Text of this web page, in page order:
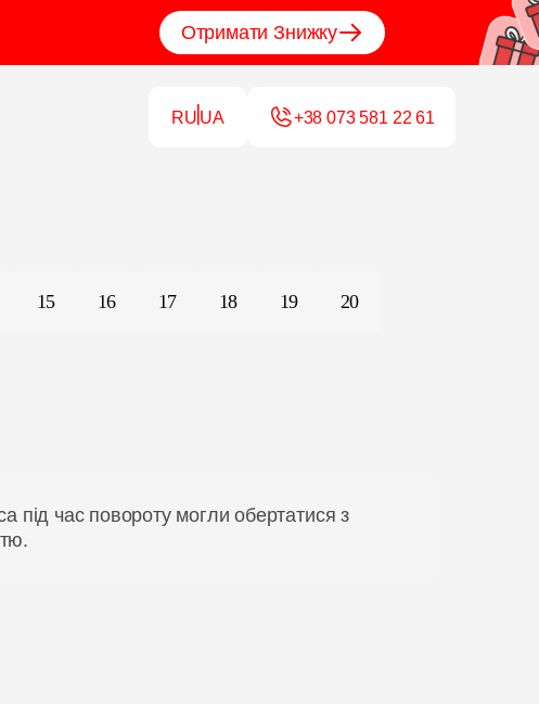
Отримати Знижку
RU UA +38 073 581 22 61
15 16 17 18 19 20
під час повороту могли обертатися з